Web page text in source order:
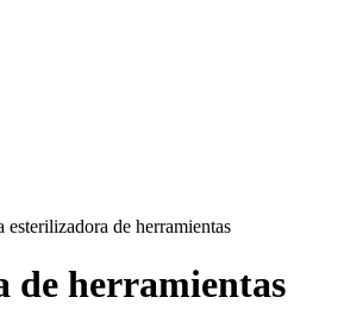
esterilizadora de herramientas
de herramientas